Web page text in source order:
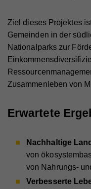
Ziel dieses Projektes
Gemeinden in der
Nationalparks zur
Zusammenleben von
Erwartete
Nachhaltige
von
von Nahrungs-
Verbesserte